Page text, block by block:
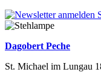
Dagobert Peche
St. Michael im Lungau